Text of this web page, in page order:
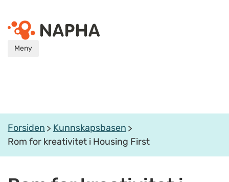
Meny
Forsiden
Kunnskapsbasen
Rom for kreativitet i Housing First